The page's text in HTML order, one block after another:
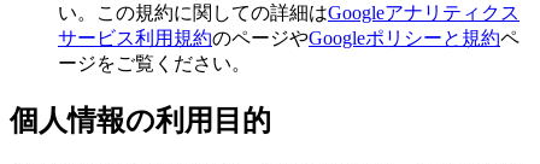
い。この規約に関しての詳細はGoogleアナリティクス
サービス利用規約のページやGoogleポリシーと規約ペ
ージをご覧ください。
個人情報の利用目的